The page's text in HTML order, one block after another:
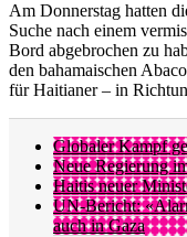
Am Donnerstag hatten
Suche nach einem
Bord abgebrochen zu
den bahamaischen
für Haitianer – in
Globaler Kampf
Neue Regierung
Haitis neuer
UN-Bericht:
auch in Gaza